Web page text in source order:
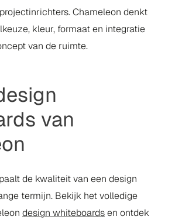
Chameleon denkt
kleur, formaat en integratie
van de ruimte.
van
de kwaliteit van een design
termijn. Bekijk het volledige
design whiteboardsen ontdek